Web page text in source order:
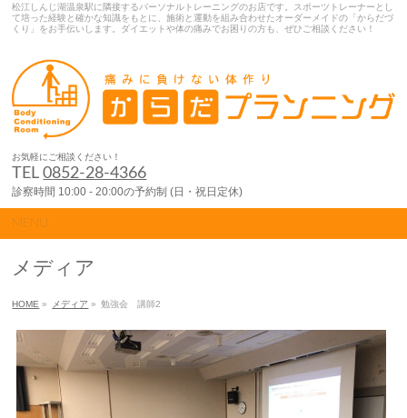
松江しんじ湖温泉駅に隣接するパーソナルトレーニングのお店です。スポーツトレーナーとし
て培った経験と確かな知識をもとに、施術と運動を組み合わせたオーダーメイドの「からだづ
くり」をお手伝いします。ダイエットや体の痛みでお困りの方も、ぜひご相談ください！
お気軽にご相談ください！
TEL0852-28-4366
診察時間 10:00 - 20:00の予約制 (日・祝日定休)
MENU
メディア
HOME » メディア » 勉強会 講師2